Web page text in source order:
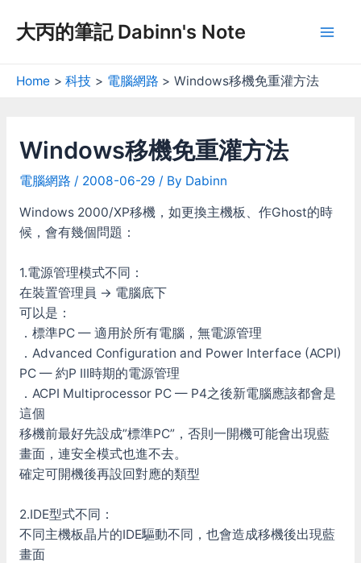
大丙的筆記 Dabinn's Note
Home 科技 電腦網路 Windows移機免重灌方法
Windows移機免重灌方法
電腦網路 / 2008-06-29 / By Dabinn
Windows 2000/XP移機，如更換主機板、作Ghost的時
候，會有幾個問題：
1.電源管理模式不同：
在裝置管理員 -> 電腦底下
可以是：
．標準PC — 適用於所有電腦，無電源管理
．Advanced Configuration and Power Interface (ACPI)
PC — 約P III時期的電源管理
．ACPI Multiprocessor PC — P4之後新電腦應該都會是
這個
移機前最好先設成”標準PC”，否則一開機可能會出現藍
畫面，連安全模式也進不去。
確定可開機後再設回對應的類型
2.IDE型式不同：
不同主機板晶片的IDE驅動不同，也會造成移機後出現藍
畫面